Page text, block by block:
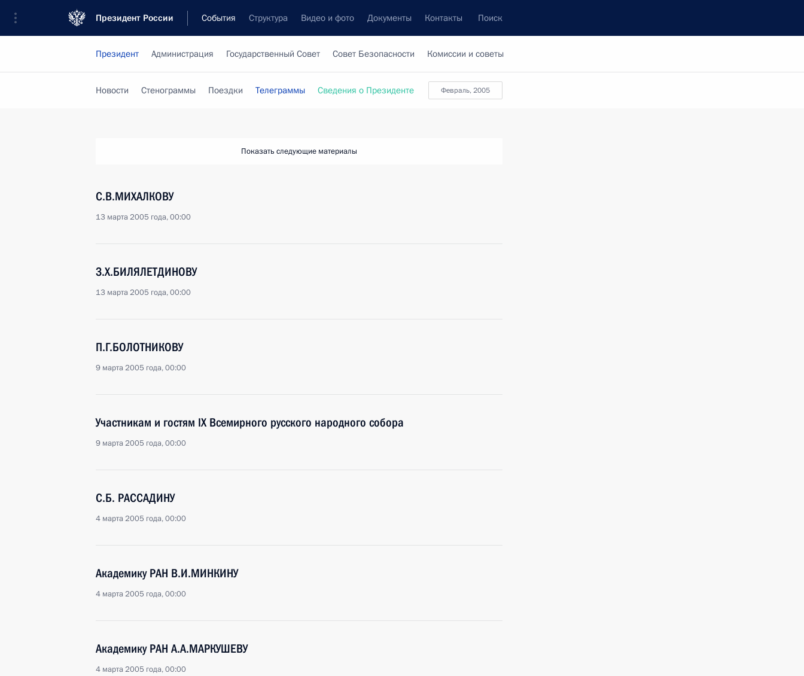
Президент России События Структура Видео и фото Документы Контакты Поиск
Президент Администрация Государственный Совет Совет Безопасности Комиссии и советы
февраль, 2005
Новости Стенограммы Поездки Телеграммы Сведения о Президенте
Показать следующие материалы
С.В.МИХАЛКОВУ
13 марта 2005 года, 00:00
З.Х.БИЛЯЛЕТДИНОВУ
13 марта 2005 года, 00:00
П.Г.БОЛОТНИКОВУ
9 марта 2005 года, 00:00
Участникам и гостям IX Всемирного русского народного собора
9 марта 2005 года, 00:00
С.Б. РАССАДИНУ
4 марта 2005 года, 00:00
Академику РАН В.И.МИНКИНУ
4 марта 2005 года, 00:00
Академику РАН А.А.МАРКУШЕВУ
4 марта 2005 года, 00:00